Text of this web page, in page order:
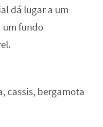
dá lugar a um
um fundo
cassis, bergamota